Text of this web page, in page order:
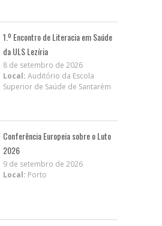
1.º Encontro de Literacia em Saúde
da ULS Lezíria
8 de setembro de 2026
Local: Auditório da Escola
Superior de Saúde de Santarém
Conferência Europeia sobre o Luto
2026
9 de setembro de 2026
Local: Porto